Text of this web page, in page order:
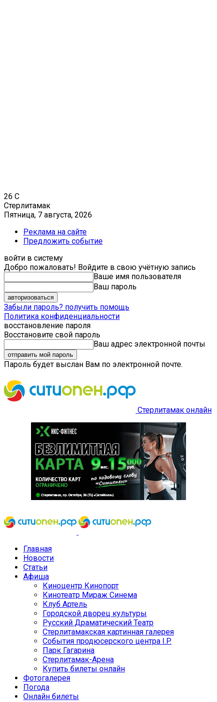
26 C
Стерлитамак
Пятница, 7 августа, 2026
Реклама на сайте
Предложить событие
войти в систему
Добро пожаловать! Войдите в свою учётную запись
Ваше имя пользователя
Ваш пароль
Забыли пароль? получить помощь
Политика конфиденциальности
восстановление пароля
Восстановите свой пароль
Ваш адрес электронной почты
Пароль будет выслан Вам по электронной почте.
Стерлитамак онлайн
Главная
Новости
Статьи
Афиша
Киноцентр Кинопорт
Кинотеатр Мираж Синема
Клуб Артель
Городской дворец культуры
Русский Драматический Театр
Стерлитамакская картинная галерея
События продюсерского центра I.P.
Парк Гагарина
Стерлитамак-Арена
Купить билеты онлайн
Фотогалерея
Погода
Онлайн билеты